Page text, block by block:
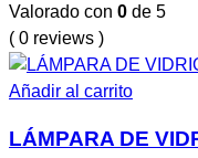
Valorado con 0 de 5
( 0 reviews )
Añadir al carrito
LÁMPARA DE